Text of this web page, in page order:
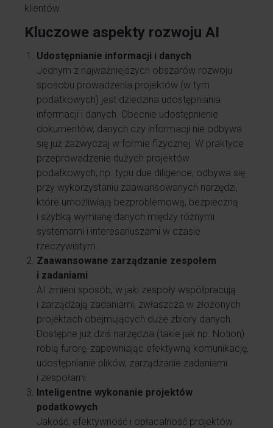
klientów.
Kluczowe aspekty rozwoju AI
Udostępnianie informacji i danych
Jednym z najważniejszych obszarów rozwoju
sposobu prowadzenia projektów (w tym
podatkowych) jest dziedzina udostępniania
informacji i danych. Obecnie udostępnienie
dokumentów, danych czy informacji nie odbywa
się już zazwyczaj w formie fizycznej. W praktyce
przeprowadzenie dużych projektów
podatkowych, np. typu due diligence, odbywa się
przy wykorzystaniu zaawansowanych narzędzi,
które umożliwiają bezproblemową, bezpieczną
i szybką wymianę danych między różnymi
systemami i interesariuszami w czasie
rzeczywistym.
Zaawansowane zarządzanie zespołem
i zadaniami
AI zmieni sposób, w jaki zespoły współpracują
i zarządzają zadaniami, zwłaszcza w złożonych
projektach obejmujących duże zbiory danych.
Dostępne już dziś narzędzia (takie jak np. Notion)
robią furorę, zapewniając efektywną komunikację,
udostępnianie plików, zarządzanie zadaniami
i zespołami.
Inteligentne wykonanie projektów
podatkowych
Jakość, efektywność i opłacalność projektów